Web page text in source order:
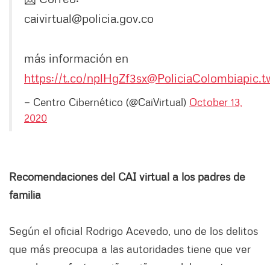
caivirtual@policia.gov.co
más información en
https://t.co/nplHgZf3sx@PoliciaColombia
— Centro Cibernético (@CaiVirtual) October 13,
2020
Recomendaciones del CAI virtual a los padres de
familia
Según el oficial Rodrigo Acevedo, uno de los delitos
que más preocupa a las autoridades tiene que ver